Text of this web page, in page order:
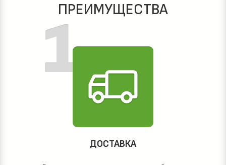
ПРЕИМУЩЕСТВА
ДОСТАВКА